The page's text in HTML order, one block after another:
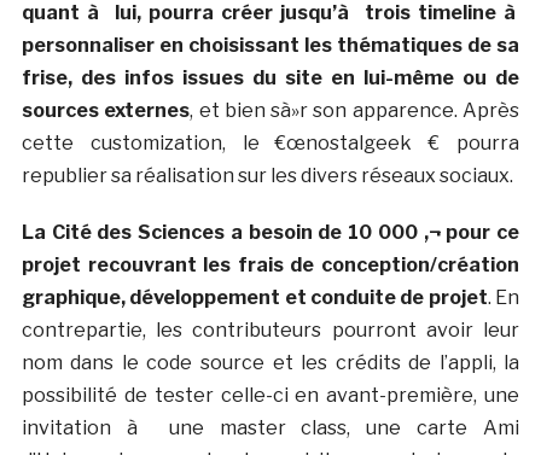
quant à lui, pourra créer jusqu’à trois timeline à
personnaliser en choisissant les thématiques de sa
frise, des infos issues du site en lui-même ou de
sources externes, et bien sà»r son apparence. Après
cette customization, le €œnostalgeek € pourra
republier sa réalisation sur les divers réseaux sociaux.
La Cité des Sciences a besoin de 10 000 ‚¬ pour ce
projet recouvrant les frais de conception/création
graphique, développement et conduite de projet. En
contrepartie, les contributeurs pourront avoir leur
nom dans le code source et les crédits de l’appli, la
possibilité de tester celle-ci en avant-première, une
invitation à une master class, une carte Ami